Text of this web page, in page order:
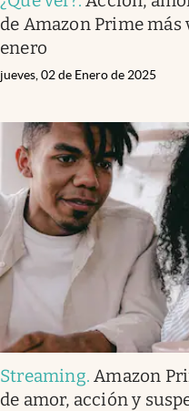
de Amazon Prime más
enero
jueves, 02 de Enero de 2025
Streaming. Amazon
de amor, acción y